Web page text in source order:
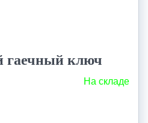
гаечный ключ
На складе